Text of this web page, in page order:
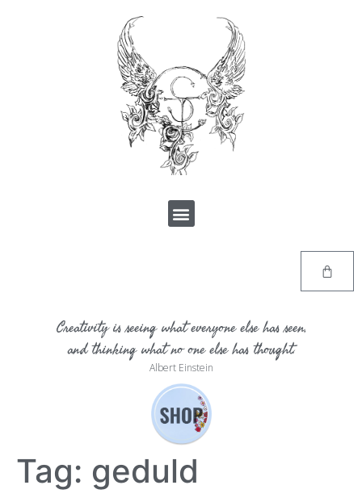
Creativity is seeing what everyone else has seen,
and thinking what no one else has thought.
Albert Einstein
Tag: geduld